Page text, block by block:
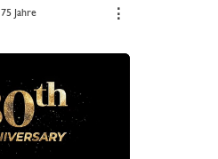
75 Jahre ⋮